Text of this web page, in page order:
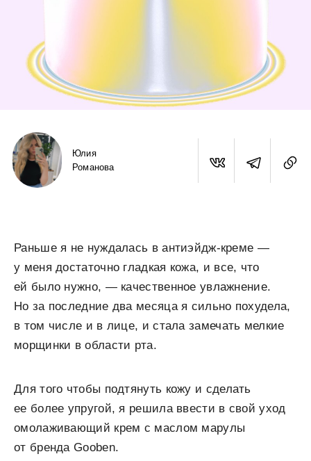
Юлия
Романова
Раньше я не нуждалась в антиэйдж-креме —
у меня достаточно гладкая кожа, и все, что
ей было нужно, — качественное увлажнение.
Но за последние два месяца я сильно похудела,
в том числе и в лице, и стала замечать мелкие
морщинки в области рта.
Для того чтобы подтянуть кожу и сделать
ее более упругой, я решила ввести в свой уход
омолаживающий крем с маслом марулы
от бренда Gooben.